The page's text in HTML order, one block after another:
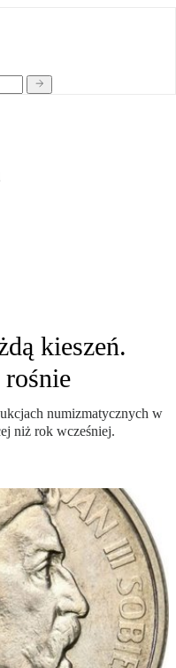
kieszeń.
numizmatycznych w
niż rok wcześniej.